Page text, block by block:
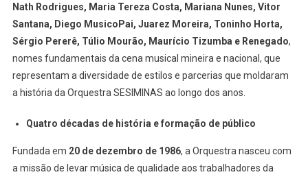
Nath Rodrigues, Maria Tereza Costa, Mariana Nunes, Vitor
Santana, Diego MusicoPai, Juarez Moreira, Toninho Horta,
Sérgio Pererê, Túlio Mourão, Maurício Tizumba e Renegado,
nomes fundamentais da cena musical mineira e nacional, que
representam a diversidade de estilos e parcerias que moldaram
a história da Orquestra SESIMINAS ao longo dos anos.
Quatro décadas de história e formação de público
Fundada em 20 de dezembro de 1986, a Orquestra nasceu com
a missão de levar música de qualidade aos trabalhadores da